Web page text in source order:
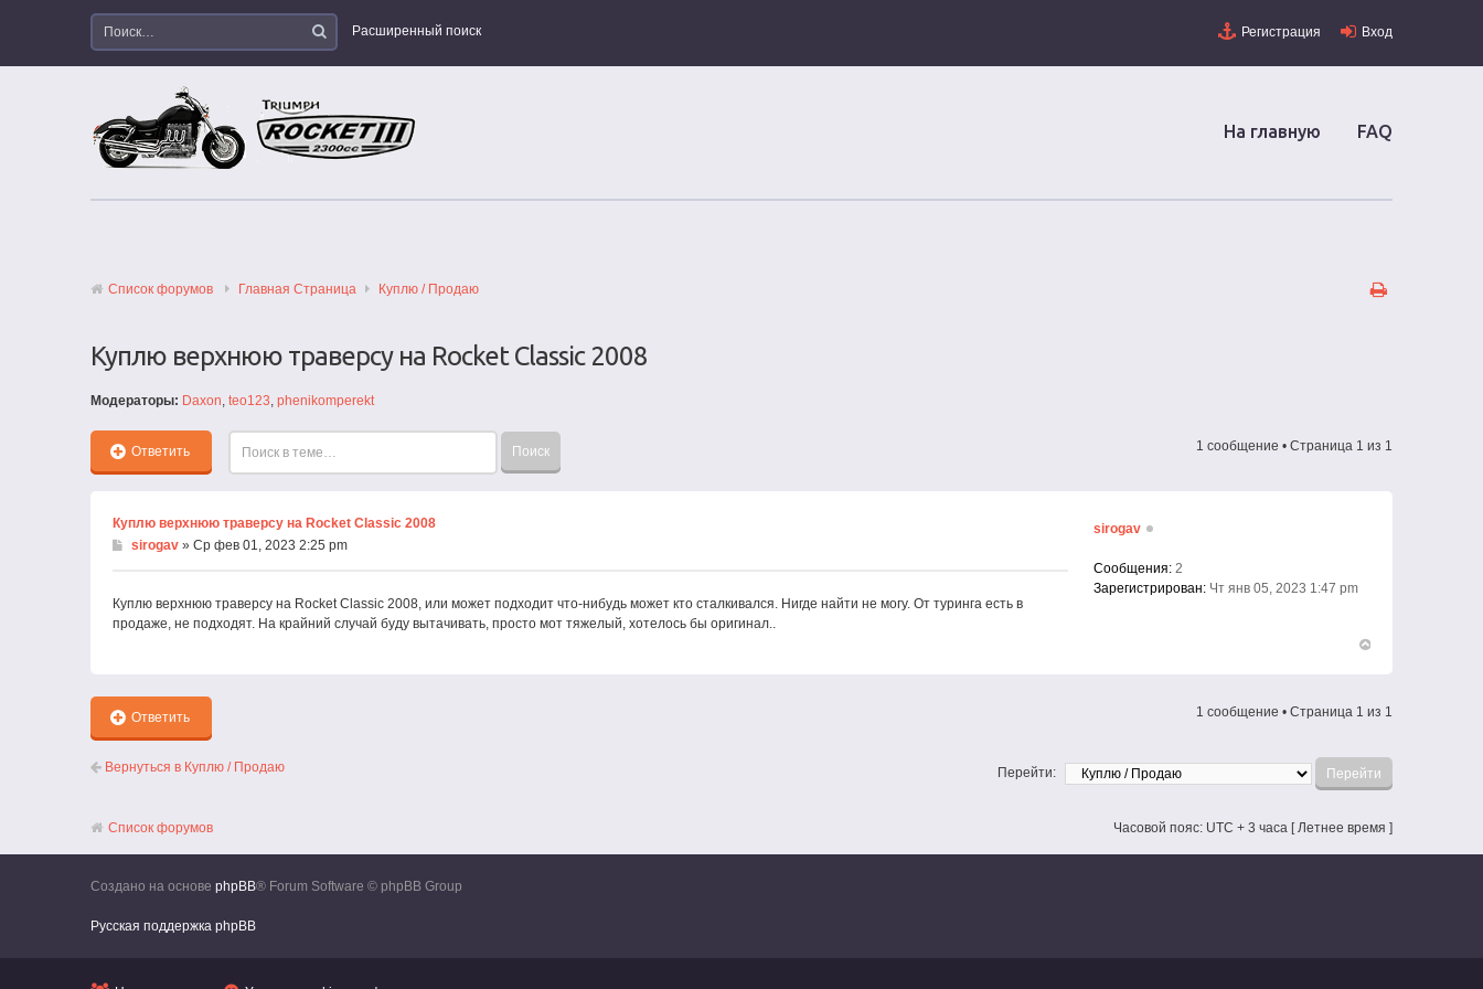
Регистрация Вход
Расширенный поиск
На главную FAQ
Список форумов Главная Страница Куплю / Продаю
Куплю верхнюю траверсу на Rocket Classic 2008
Модераторы: Daxon, teo123, phenikomperekt
Ответить 1 сообщение • Страница 1 из 1
Куплю верхнюю траверсу на Rocket Classic 2008
sirogav » Ср фев 01, 2023 2:25 pm
Куплю верхнюю траверсу на Rocket Classic 2008, или может подходит что-нибудь может кто сталкивался. Нигде найти не могу. От туринга есть в
продаже, не подходят. На крайний случай буду вытачивать, просто мот тяжелый, хотелось бы оригинал..
sirogav
Сообщения: 2
Зарегистрирован: Чт янв 05, 2023 1:47 pm
началу
Ответить
1 сообщение • Страница 1 из 1
Вернуться в Куплю / Продаю Перейти:
Список форумов Часовой пояс: UTC + 3 часа [ Летнее время ]
Создано на основе phpBB® Forum Software © phpBB Group
Русская поддержка phpBB